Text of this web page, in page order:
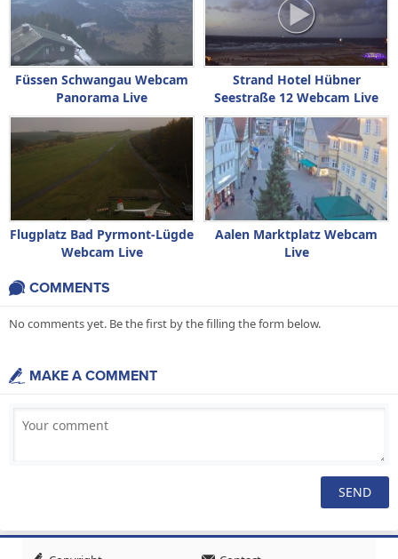
Füssen Schwangau Webcam
Panorama Live
Strand Hotel Hübner
Seestraße 12 Webcam Live
Flugplatz Bad Pyrmont-Lügde
Webcam Live
Aalen Marktplatz Webcam
Live
COMMENTS
No comments yet. Be the first by the filling the form below.
MAKE A COMMENT